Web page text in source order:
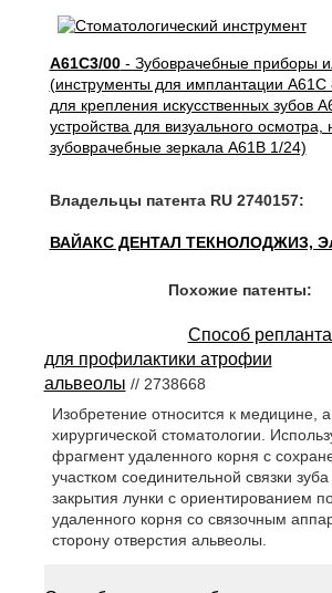
A61C3/00- Зубоврачебные приборы
(инструменты для имплантации A61C
для крепления искусственных зубов
устройства для визуального
зубоврачебные зеркала A61B 1/24)
Владельцы патента RU 2740157:
ВАЙАКС ДЕНТАЛ ТЕКНОЛОДЖИЗ,
Похожие патенты:
Способ
для профилактики атрофии
альвеолы // 2738668
Изобретение относится к медицине,
хирургической стоматологии.
фрагмент удаленного корня с
участком соединительной связки
закрытия лунки с ориентированием
удаленного корня со связочным
сторону отверстия альвеолы.